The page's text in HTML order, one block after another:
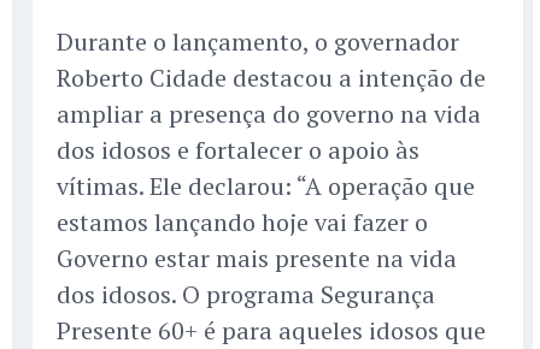
Durante o lançamento, o governador
Roberto Cidade destacou a intenção de
ampliar a presença do governo na vida
dos idosos e fortalecer o apoio às
vítimas. Ele declarou: “A operação que
estamos lançando hoje vai fazer o
Governo estar mais presente na vida
dos idosos. O programa Segurança
Presente 60+ é para aqueles idosos que